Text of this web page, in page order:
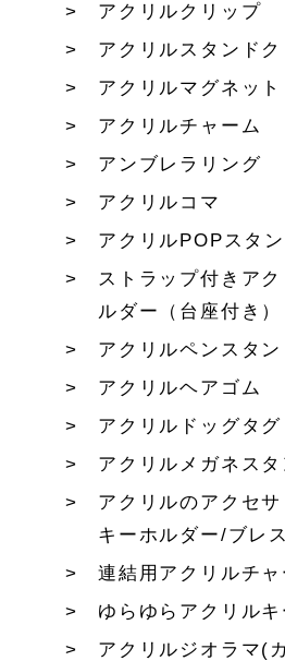
アクリルクリップ
アクリルスタンド
アクリルマグネット
アクリルチャーム
アンブレラリング
アクリルコマ
アクリルPOPスタン
ストラップ付きア
ルダー（台座付き）
アクリルペンスタン
アクリルヘアゴム
アクリルドッグタグ
アクリルメガネスタ
アクリルのアクセ
キーホルダー/ブレ
連結用アクリルチャ
ゆらゆらアクリル
アクリルジオラマ(